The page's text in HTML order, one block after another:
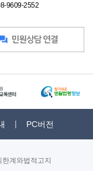
9609-2552
PC버전
한계와법적고지